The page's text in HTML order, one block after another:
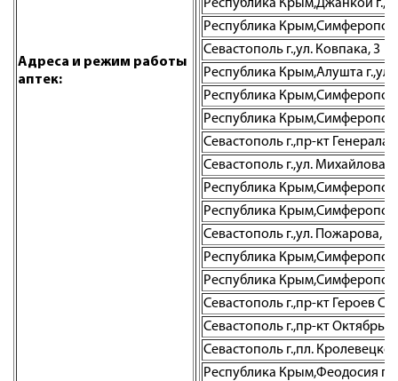
Адреса и режим работы
аптек:
Республика Крым,Джанкой
Республика Крым,Симферополь
Севастополь г.,ул. Ковпака, 3
Республика Крым,Алушта г.,ул.
Республика
Республика
Севастополь г.,пр-кт Генерала
Севастополь г.,ул. Михайлова
Республика
Республика
Севастополь г.,ул. Пожарова,
Республика
Республика
Севастополь г.,пр-кт Героев
Севастополь г.,пр-кт
Севастополь г.,пл.
Республика Крым,Феодосия